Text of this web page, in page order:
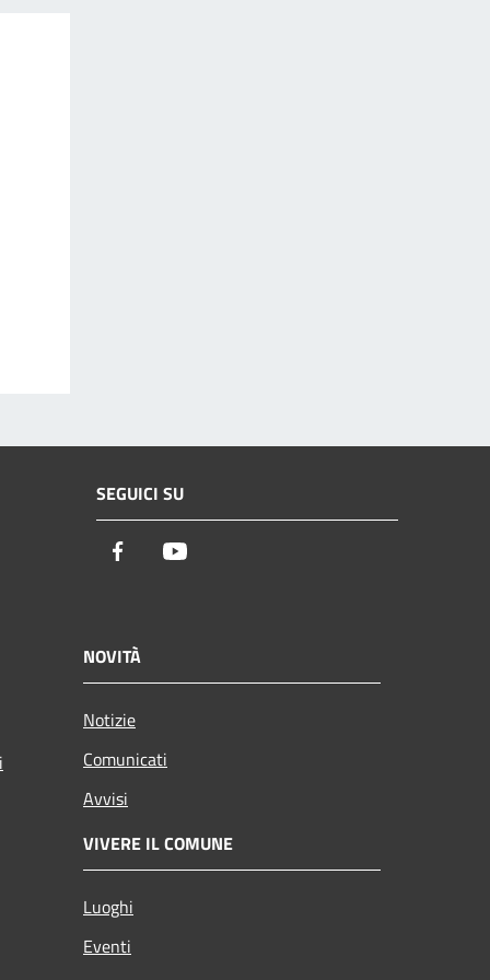
SEGUICI SU
Facebook
NOVITÀ
Notizie
Comunicati
Avvisi
VIVERE IL COMUNE
Luoghi
Eventi